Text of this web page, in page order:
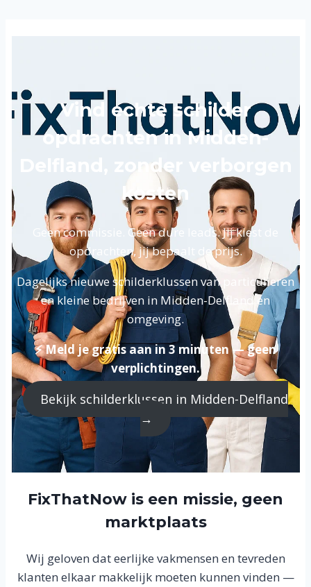
Vind echte schilder
opdrachten in Midden-
Delfland, zonder verborgen
kosten
Geen commissie. Geen dure leads. Jij kiest de
opdrachten, jij bepaalt de prijs.
Dagelijks nieuwe schilderklussen van particulieren
en kleine bedrijven in Midden-Delfland en
omgeving.
⚡ Meld je gratis aan in 3 minuten — geen
verplichtingen.
Bekijk schilderklussen in Midden-Delfland
→
FixThatNow is een missie, geen
marktplaats
Wij geloven dat eerlijke vakmensen en tevreden
klanten elkaar makkelijk moeten kunnen vinden —